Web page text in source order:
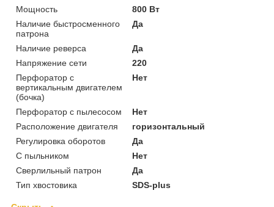
Мощность
800 Вт
Наличие быстросменного
патрона
Да
Наличие реверса
Да
Напряжение сети
220
Перфоратор с
вертикальным двигателем
(бочка)
Нет
Перфоратор с пылесосом
Нет
Расположение двигателя
горизонтальный
Регулировка оборотов
Да
С пыльником
Нет
Сверлильный патрон
Да
Тип хвостовика
SDS-plus